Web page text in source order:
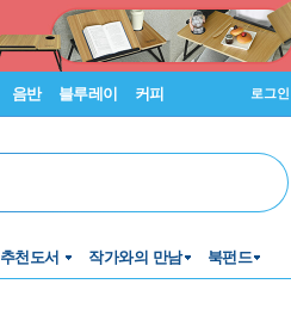
음반 블루레이 커피 로그인
추천도서 작가와의 만남 북펀드